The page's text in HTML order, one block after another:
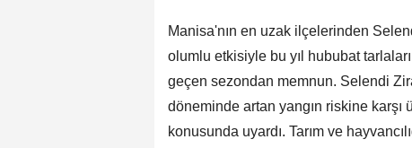
Manisa'nın en uzak ilçelerinden
olumlu etkisiyle bu yıl hububat
geçen sezondan memnun. Selendi
döneminde artan yangın riskine
konusunda uyardı. Tarım ve